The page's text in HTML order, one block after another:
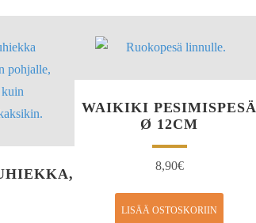
WAIKIKI PESIMISPESÄ
Ø 12CM
8,90€
LISÄÄ OSTOSKORIIN